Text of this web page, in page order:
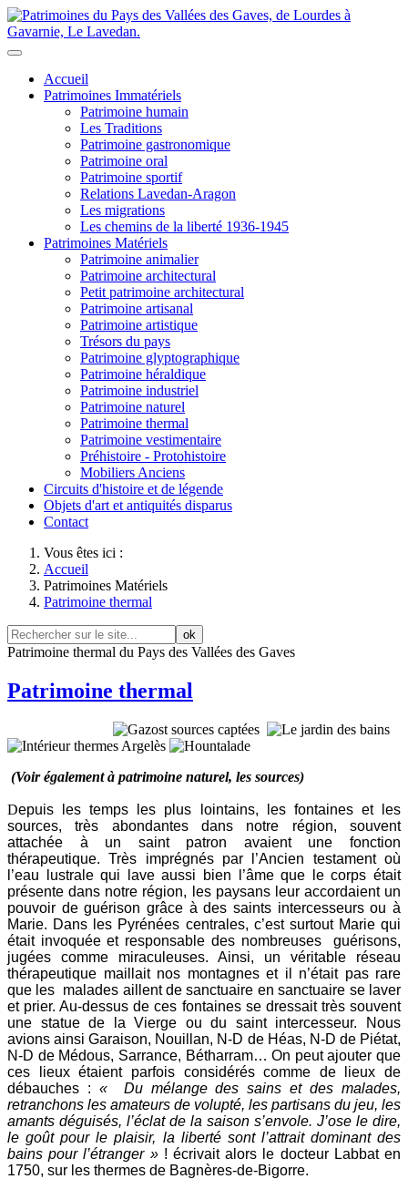
Accueil
Patrimoines Immatériels
Patrimoine humain
Les Traditions
Patrimoine gastronomique
Patrimoine oral
Patrimoine sportif
Relations Lavedan-Aragon
Les migrations
Les chemins de la liberté 1936-1945
Patrimoines Matériels
Patrimoine animalier
Patrimoine architectural
Petit patrimoine architectural
Patrimoine artisanal
Patrimoine artistique
Trésors du pays
Patrimoine glyptographique
Patrimoine héraldique
Patrimoine industriel
Patrimoine naturel
Patrimoine thermal
Patrimoine vestimentaire
Préhistoire - Protohistoire
Mobiliers Anciens
Circuits d'histoire et de légende
Objets d'art et antiquités disparus
Contact
Vous êtes ici :
Accueil
Patrimoines Matériels
Patrimoine thermal
ok
Patrimoine thermal du Pays des Vallées des Gaves
Patrimoine thermal
(Voir également à patrimoine naturel, les sources)
Depuis les temps les plus lointains, les fontaines et les
sources, très abondantes dans notre région, souvent
attachée à un saint patron avaient une fonction
thérapeutique. Très imprégnés par l’Ancien testament où
l’eau lustrale qui lave aussi bien l’âme que le corps était
présente dans notre région, les paysans leur accordaient un
pouvoir de guérison grâce à des saints intercesseurs ou à
Marie. Dans les Pyrénées centrales, c’est surtout Marie qui
était invoquée et responsable des nombreuses guérisons,
jugées comme miraculeuses. Ainsi, un véritable réseau
thérapeutique maillait nos montagnes et il n’était pas rare
que les malades aillent de sanctuaire en sanctuaire se laver
et prier. Au-dessus de ces fontaines se dressait très souvent
une statue de la Vierge ou du saint intercesseur. Nous
avions ainsi Garaison, Nouillan, N-D de Héas, N-D de Piétat,
N-D de Médous, Sarrance, Bétharram… On peut ajouter que
ces lieux étaient parfois considérés comme de lieux de
débauches : « Du mélange des sains et des malades,
retranchons les amateurs de volupté, les partisans du jeu, les
amants déguisés, l’éclat de la saison s’envole. J’ose le dire,
le goût pour le plaisir, la liberté sont l’attrait dominant des
bains pour l’étranger »! écrivait alors le docteur Labbat en
1750, sur les thermes de Bagnères-de-Bigorre.